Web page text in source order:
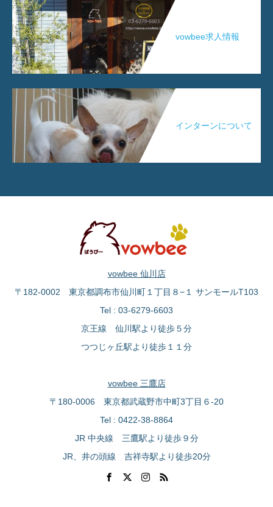
vowbee求人情報
インターンについて
vowbee 仙川店
〒182-0002 東京都調布市仙川町１丁目８−１ サンモールT103
Tel : 03-6279-6603
京王線 仙川駅より徒歩５分
つつじヶ丘駅より徒歩１１分
vowbee 三鷹店
〒180-0006 東京都武蔵野市中町3丁目６-20
Tel : 0422-38-8864
JR 中央線 三鷹駅より徒歩９分
JR、井の頭線 吉祥寺駅より徒歩20分